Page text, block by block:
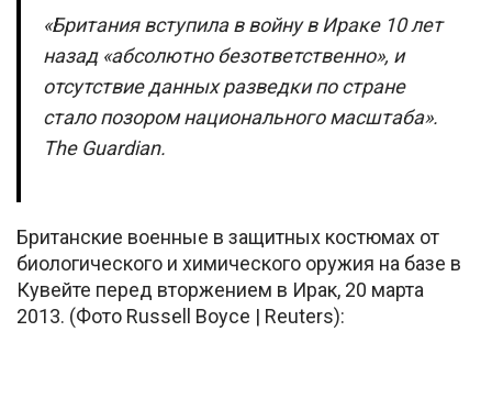
«Британия вступила в войну в Ираке 10 лет
назад «абсолютно безответственно», и
отсутствие данных разведки по стране
стало позором национального масштаба».
The Guardian.
Британские военные в защитных костюмах от
биологического и химического оружия на базе в
Кувейте перед вторжением в Ирак, 20 марта
2013. (Фото Russell Boyce | Reuters):